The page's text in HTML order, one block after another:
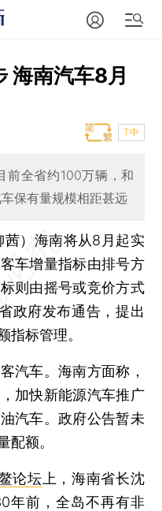
海南汽车8月
T中
前全省约100万辆，和
保有量规模相距甚远
） 海南将从8月起实
车增量指标由排号方
则由摇号或竞价方式
政府发布通告，提出
指标管理。
车。海南方面称，
加快新能源汽车推广
汽车。政府公告暂未
配额。
论坛 上，海南省长沈
年前，全岛不再有非